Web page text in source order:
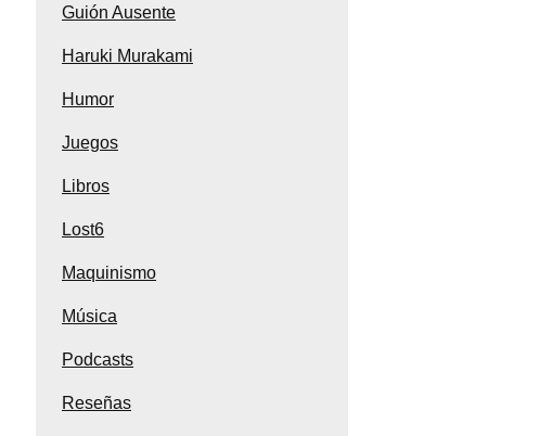
Guión Ausente
Haruki Murakami
Humor
Juegos
Libros
Lost6
Maquinismo
Música
Podcasts
Reseñas